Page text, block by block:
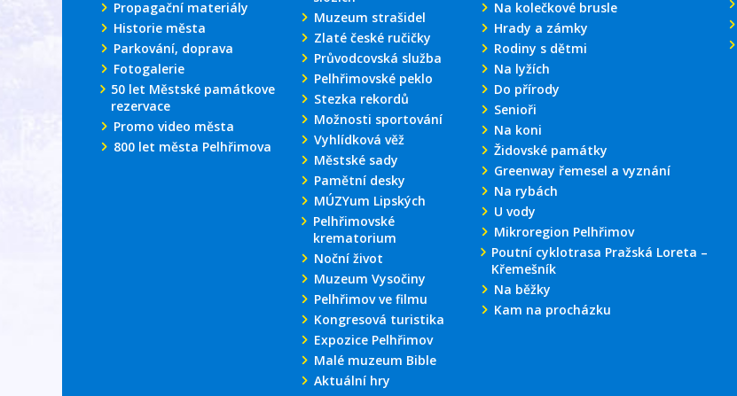
Propagační materiály
Historie města
Parkování, doprava
Fotogalerie
50 let Městské památkove
rezervace
Promo video města
800 let města Pelhřimova
Muzeum strašidel
Zlaté české ručičky
Průvodcovská služba
Pelhřimovské peklo
Stezka rekordů
Možnosti sportování
Vyhlídková věž
Městské sady
Pamětní desky
MÚZYum Lipských
Pelhřimovské
krematorium
Noční život
Muzeum Vysočiny
Pelhřimov ve filmu
Kongresová turistika
Expozice Pelhřimov
Malé muzeum Bible
Aktuální hry
Na kolečkové brusle
Hrady a zámky
Rodiny s dětmi
Na lyžích
Do přírody
Senioři
Na koni
Židovské památky
Greenway řemesel a vyznání
Na rybách
U vody
Mikroregion Pelhřimov
Poutní cyklotrasa Pražská Loreta –
Křemešník
Na běžky
Kam na procházku